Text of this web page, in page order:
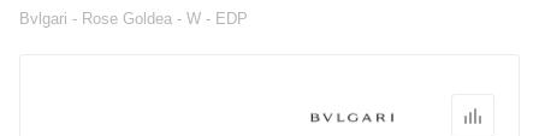
Bvlgari - Rose Goldea - W - EDP